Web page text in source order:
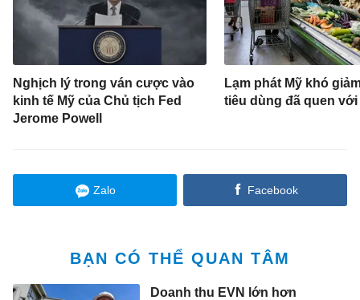
Nghịch lý trong ván cược vào
kinh tế Mỹ của Chủ tịch Fed
Jerome Powell
Lạm phát Mỹ khó
tiêu dùng đã quen với
Zalo Facebook
BẠN CÓ THỂ QUAN TÂM
Doanh thu EVN lớn hơn